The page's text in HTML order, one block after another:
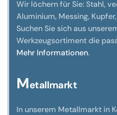
Wir löchern für Sie: Stahl,
Aluminium, Messing,
Suchen Sie sich aus
Werkzeugsortiment die
Mehr Informationen.
Metallmarkt
In unserem Metallmarkt in